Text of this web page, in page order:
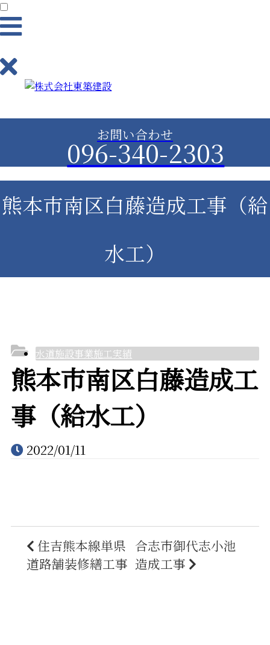
土木工事（造成工事）事業
建築事業
水道設備事業
施工実績
採用情報
お問い合わせ
096-340-2303
熊本市南区白藤造成工事（給
水工）
水道施設事業施工実績
熊本市南区白藤造成工
事（給水工）
2022/01/11
住吉熊本線単県
道路舗装修繕工事
合志市御代志小池
造成工事